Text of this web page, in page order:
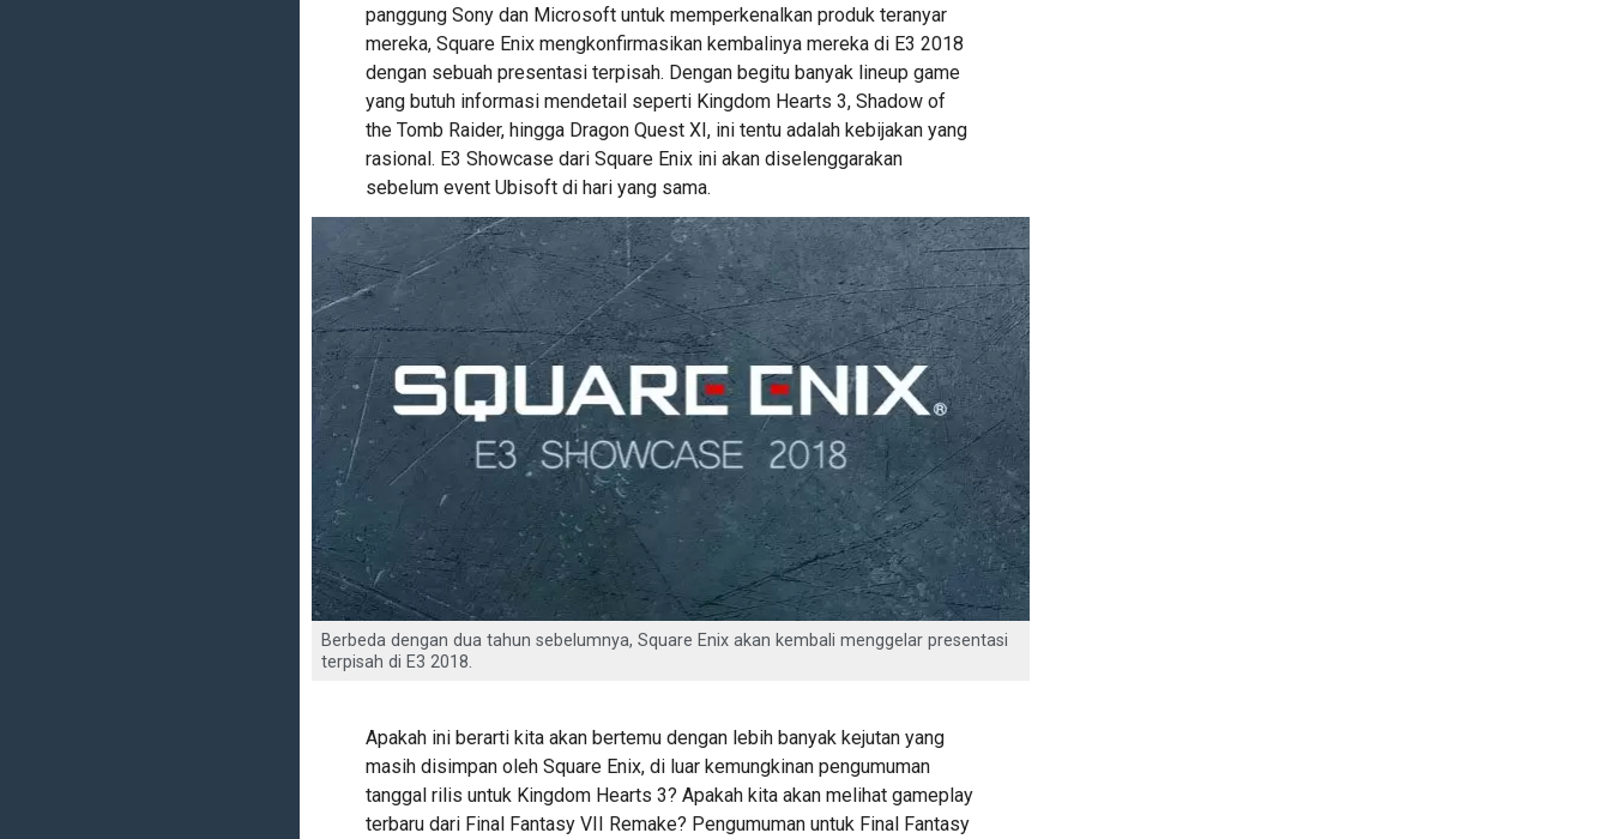
panggung Sony dan Microsoft untuk memperkenalkan produk teranyar
mereka, Square Enix mengkonfirmasikan kembalinya mereka di E3 2018
dengan sebuah presentasi terpisah. Dengan begitu banyak lineup game
yang butuh informasi mendetail seperti Kingdom Hearts 3, Shadow of
the Tomb Raider, hingga Dragon Quest XI, ini tentu adalah kebijakan yang
rasional. E3 Showcase dari Square Enix ini akan diselenggarakan
sebelum event Ubisoft di hari yang sama.
Berbeda dengan dua tahun sebelumnya, Square Enix akan kembali menggelar presentasi
terpisah di E3 2018.
Apakah ini berarti kita akan bertemu dengan lebih banyak kejutan yang
masih disimpan oleh Square Enix, di luar kemungkinan pengumuman
tanggal rilis untuk Kingdom Hearts 3? Apakah kita akan melihat gameplay
terbaru dari Final Fantasy VII Remake? Pengumuman untuk Final Fantasy